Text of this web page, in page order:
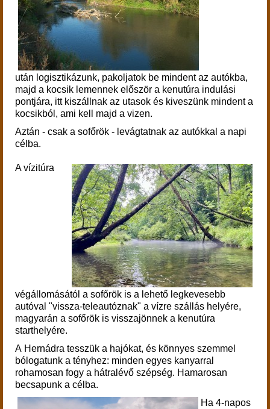
után logisztikázunk, pakoljatok be mindent az autókba,
majd a kocsik lemennek először a kenutúra indulási
pontjára, itt kiszállnak az utasok és kiveszünk mindent a
kocsikból, ami kell majd a vizen.
Aztán - csak a sofőrök - levágtatnak az autókkal a napi
célba.
A vízitúra
végállomásától a sofőrök is a lehető legkevesebb
autóval "vissza-teleautóznak" a vízre szállás helyére,
magyarán a sofőrök is visszajönnek a kenutúra
starthelyére.
A Hernádra tesszük a hajókat, és könnyes szemmel
bólogatunk a tényhez: minden egyes kanyarral
rohamosan fogy a hátralévő szépség. Hamarosan
becsapunk a célba.
Ha 4-napos